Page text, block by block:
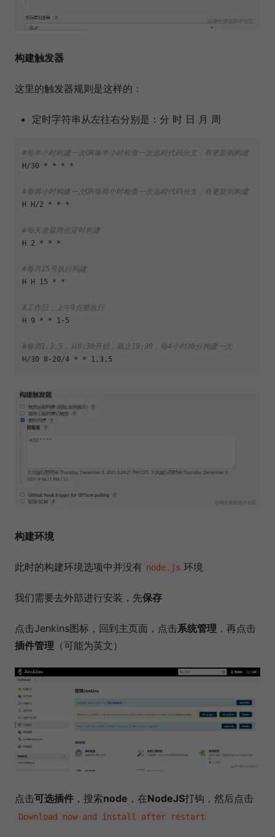
构建触发器
这里的触发器规则是这样的：
定时字符串从左往右分别是：分 时 日 月 周
#每半小时构建一次OR每半小时检查一次远程代码分支，有更新则构建
H/30 * * * *
#每两小时构建一次OR每两小时检查一次远程代码分支，有更新则构建
H H/2 * * *
#每天凌晨两点定时构建
H 2 * * *
#每月15号执行构建
H H 15 * *
#工作日，上午9点整执行
H 9 * * 1-5
#每周1,3,5，从8:30开始，截止19:30，每4小时30分构建一次
构建环境
此时的构建环境选项中并没有 node.js 环境
我们需要去外部进行安装，先保存
点击Jenkins图标，回到主页面，点击系统管理 ，再点击
插件管理 （可能为英文）
点击可选插件 ，搜索node ，在NodeJS打钩，然后点击
Download now and install after restart